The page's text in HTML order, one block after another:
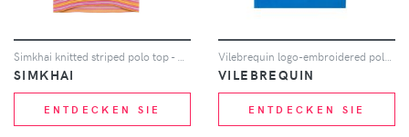
SIMKHAI
ENTDECKEN SIE
VILEBREQUIN
ENTDECKEN SIE